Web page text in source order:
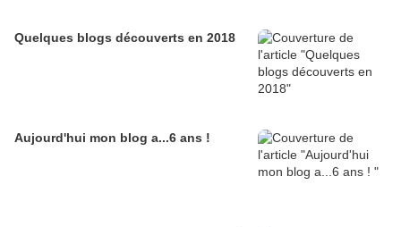
Quelques blogs découverts en 2018
Aujourd'hui mon blog a...6 ans !